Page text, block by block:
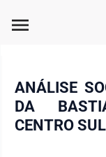
menu
ANÁLISE
DA
CENTRO